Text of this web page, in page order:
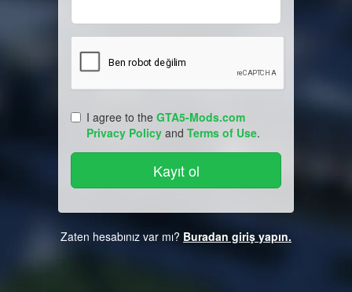
I agree to the GTA5-Mods.com
Privacy Policy and Terms of Use.
Zaten hesabınız var mı? Buradan giriş yapın.